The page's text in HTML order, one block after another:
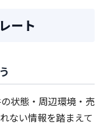
ート
状態・周辺環境・売
ない情報を踏まえて